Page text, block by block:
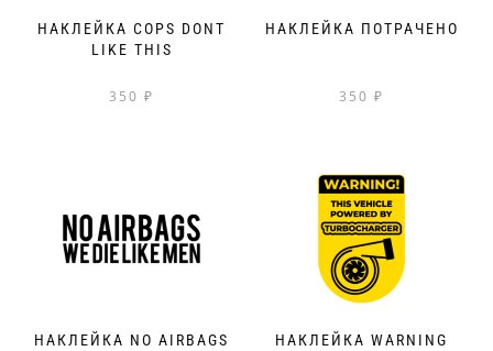
НАКЛЕЙКА COPS DONT
LIKE THIS
350 ₽
НАКЛЕЙКА ПОТРАЧЕНО
350 ₽
НАКЛЕЙКА NO AIRBAGS
НАКЛЕЙКА WARNING